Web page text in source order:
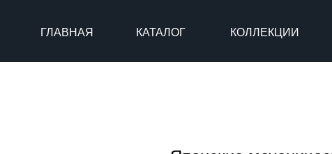
КОЛЛЕКЦИИ
КАТАЛОГ
ГЛАВНАЯ